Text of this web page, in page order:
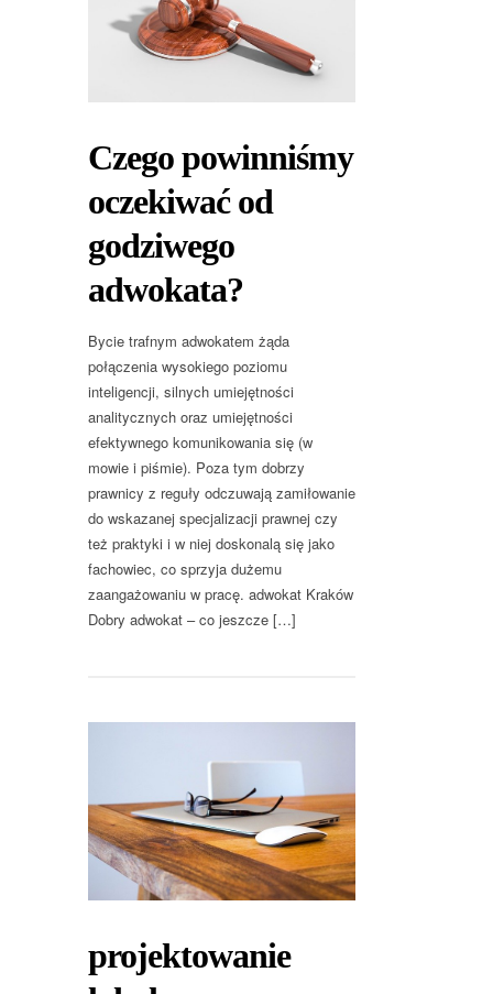
Czego powinniśmy
oczekiwać od
godziwego
adwokata?
Bycie trafnym adwokatem żąda
połączenia wysokiego poziomu
inteligencji, silnych umiejętności
analitycznych oraz umiejętności
efektywnego komunikowania się (w
mowie i piśmie). Poza tym dobrzy
prawnicy z reguły odczuwają zamiłowanie
do wskazanej specjalizacji prawnej czy
też praktyki i w niej doskonalą się jako
fachowiec, co sprzyja dużemu
zaangażowaniu w pracę. adwokat Kraków
Dobry adwokat – co jeszcze […]
projektowanie